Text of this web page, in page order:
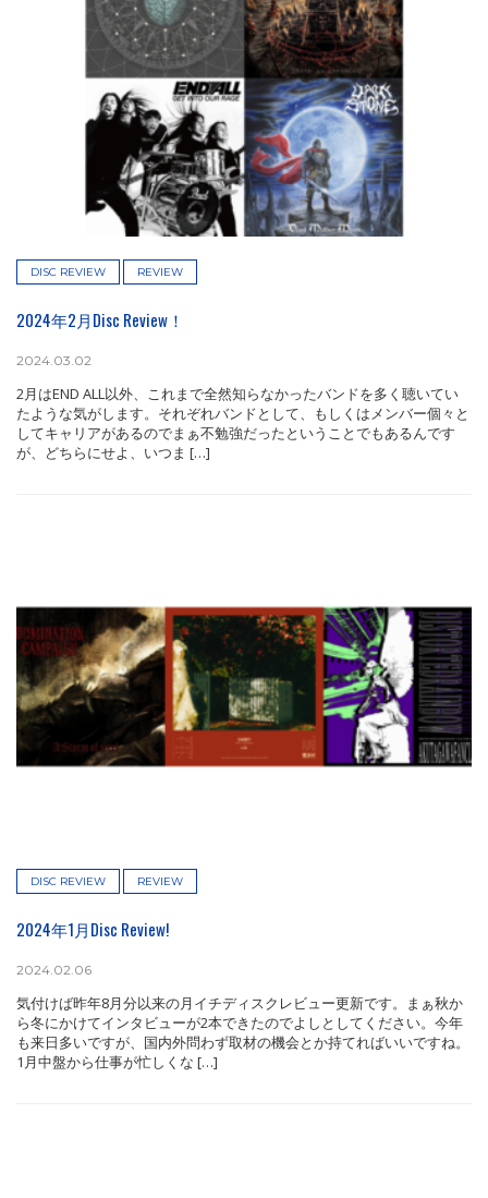
DISC REVIEW REVIEW
2024年2月Disc Review！
2024.03.02
2月はEND ALL以外、これまで全然知らなかったバンドを多く聴いてい
たような気がします。それぞれバンドとして、もしくはメンバー個々と
してキャリアがあるのでまぁ不勉強だったということでもあるんです
が、どちらにせよ、いつま […]
DISC REVIEW REVIEW
2024年1月Disc Review!
2024.02.06
気付けば昨年8月分以来の月イチディスクレビュー更新です。まぁ秋か
ら冬にかけてインタビューが2本できたのでよしとしてください。今年
も来日多いですが、国内外問わず取材の機会とか持てればいいですね。
1月中盤から仕事が忙しくな […]